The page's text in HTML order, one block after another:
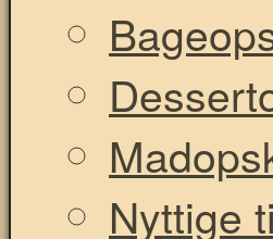
Nyttige